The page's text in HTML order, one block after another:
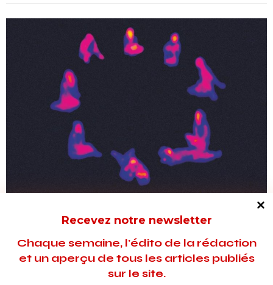
Les Vagamondes 11eédition, c’est
parti !
À La Filature, scène nationale de Mulhouse, le Festival les
Vagamondes invite cette année à une réflexion sur le genre.
Recevez notre newsletter
Chaque semaine, l'édito de la rédaction
et un aperçu de tous les articles publiés
sur le site.